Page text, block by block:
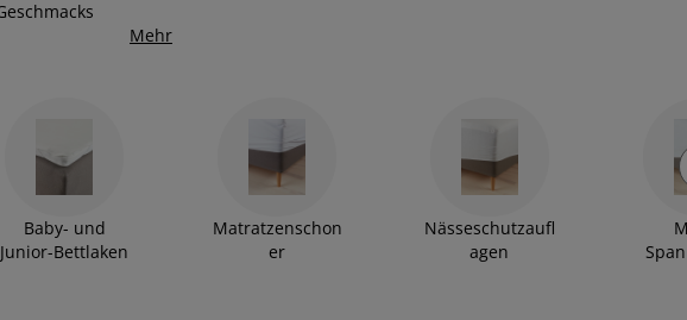
Mehr
Baby- und
Junior-Bettlaken
Matratzenschon
er
Nässeschutzaufl
agen